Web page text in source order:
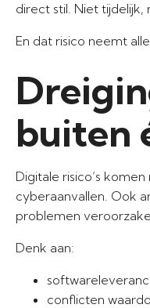
direct stil. Niet tijdelijk,
En dat risico neemt
buiten
Digitale risico’s
cyberaanvallen. Ook
problemen
Denk aan:
conflicten